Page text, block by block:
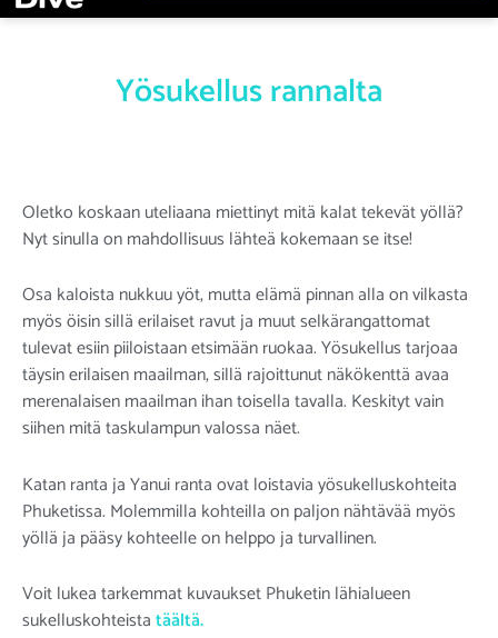
Yösukellus rannalta
Oletko koskaan uteliaana miettinyt mitä kalat tekevät yöllä?
Nyt sinulla on mahdollisuus lähteä kokemaan se itse!
Osa kaloista nukkuu yöt, mutta elämä pinnan alla on vilkasta
myös öisin sillä erilaiset ravut ja muut selkärangattomat
tulevat esiin piiloistaan etsimään ruokaa. Yösukellus tarjoaa
täysin erilaisen maailman, sillä rajoittunut näkökenttä avaa
merenalaisen maailman ihan toisella tavalla. Keskityt vain
siihen mitä taskulampun valossa näet.
Katan ranta ja Yanui ranta ovat loistavia yösukelluskohteita
Phuketissa. Molemmilla kohteilla on paljon nähtävää myös
yöllä ja pääsy kohteelle on helppo ja turvallinen.
Voit lukea tarkemmat kuvaukset Phuketin lähialueen
sukelluskohteistatäältä.